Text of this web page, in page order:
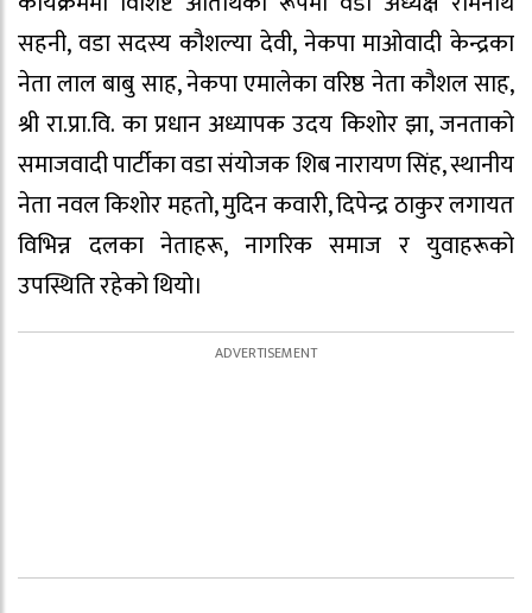
सहनी, वडा सदस्य कौशल्या देवी, नेकपा माओवादी केन्द्रका
नेता लाल बाबु साह, नेकपा एमालेका वरिष्ठ नेता कौशल साह,
श्री रा.प्रा.वि. का प्रधान अध्यापक उदय किशोर झा, जनताको
समाजवादी पार्टीका वडा संयोजक शिब नारायण सिंह, स्थानीय
नेता नवल किशोर महतो, मुदिन कवारी, दिपेन्द्र ठाकुर लगायत
विभिन्न दलका नेताहरू, नागरिक समाज र युवाहरूको
उपस्थिति रहेको थियो।